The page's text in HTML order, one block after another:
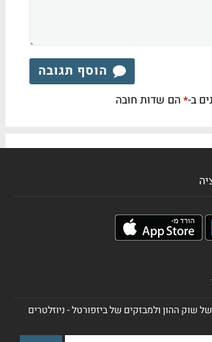
הוסף תגובה
ב-*הם שדות חובה
שוק ההון ולמבזקים של ביזפורטל - ניוזלטרים